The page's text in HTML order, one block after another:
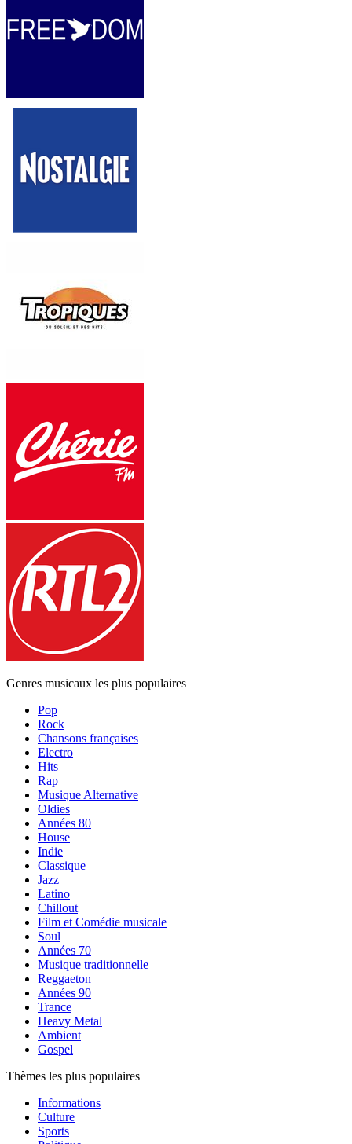
Genres musicaux les plus populaires
Pop
Rock
Chansons françaises
Electro
Hits
Rap
Musique Alternative
Oldies
Années 80
House
Indie
Classique
Jazz
Latino
Chillout
Film et Comédie musicale
Soul
Années 70
Musique traditionnelle
Reggaeton
Années 90
Trance
Heavy Metal
Ambient
Gospel
Thèmes les plus populaires
Informations
Culture
Sports